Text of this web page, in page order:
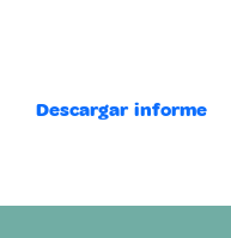
Descargar informe